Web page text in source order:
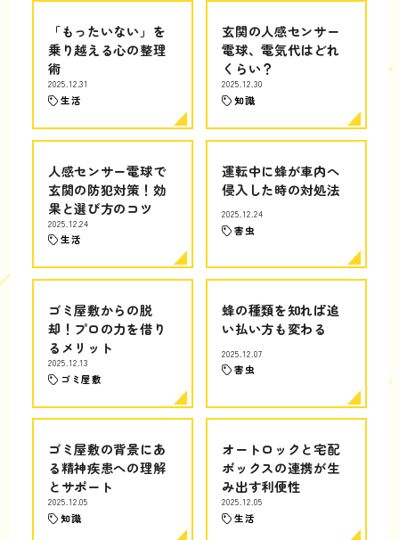
「もったいない」を
乗り越える心の整理
術
2025.12.31
生活
玄関の人感センサー
電球、電気代はどれ
くらい？
2025.12.30
知識
人感センサー電球で
玄関の防犯対策！効
果と選び方のコツ
2025.12.24
生活
運転中に蜂が車内へ
侵入した時の対処法
2025.12.24
害虫
ゴミ屋敷からの脱
却！プロの力を借り
るメリット
2025.12.13
ゴミ屋敷
蜂の種類を知れば追
い払い方も変わる
2025.12.07
害虫
ゴミ屋敷の背景にあ
る精神疾患への理解
とサポート
2025.12.05
知識
オートロックと宅配
ボックスの連携が生
み出す利便性
2025.12.05
生活